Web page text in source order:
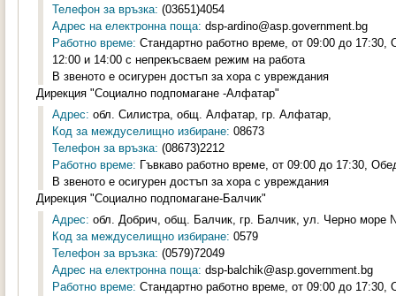
Телефон за връзка: (03651)4054
Адрес на електронна поща: dsp-ardino@asp.government.bg
Работно време: Стандартно работно време, от 09:00 до
12:00 и 14:00 с непрекъсваем режим на работа
В звеното е осигурен достъп за хора с увреждания
Дирекция "Социално подпомагане -Алфатар"
Адрес: обл. Силистра, общ. Алфатар, гр. Алфатар,
Код за междуселищно избиране: 08673
Телефон за връзка: (08673)2212
Работно време: Гъвкаво работно време, от 09:00 до 17:30,
В звеното е осигурен достъп за хора с увреждания
Дирекция "Социално подпомагане-Балчик"
Адрес: обл. Добрич, общ. Балчик, гр. Балчик, ул. Черно море
Код за междуселищно избиране: 0579
Телефон за връзка: (0579)72049
Адрес на електронна поща: dsp-balchik@asp.government.bg
Работно време: Стандартно работно време, от 09:00 до